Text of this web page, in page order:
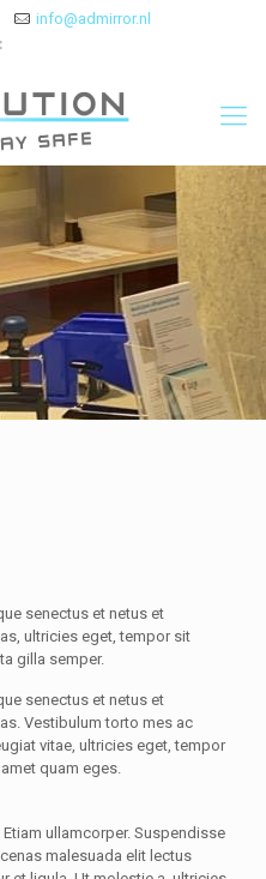
info@admirror.nl
senectus et netus et
ultricies eget, tempor sit
gilla semper.
senectus et netus et
Vestibulum torto mes ac
vitae, ultricies eget, tempor
quam eges.
ullamcorper. Suspendisse
malesuada elit lectus